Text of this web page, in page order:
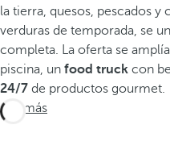
la tierra, quesos, pescados y
verduras de temporada, se
completa. La oferta se
piscina, un food truck con
24/7 de productos gourmet.
Ver más